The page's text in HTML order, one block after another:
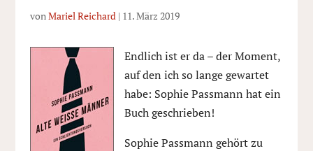
vonMariel Reichard| 11. März 2019
Endlich ist er da – der Moment,
auf den ich so lange gewartet
habe: Sophie Passmann hat ein
Buch geschrieben!
Sophie Passmann gehört zu